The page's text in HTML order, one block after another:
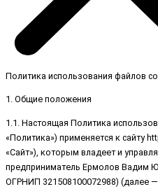
Политика использования файлов
1. Общие положения
1.1. Настоящая Политика
«Политика») применяется к сайту
«Сайт»), которым владеет и
предприниматель Ермолов Вадим
ОГРНИП 321508100072988) (далее